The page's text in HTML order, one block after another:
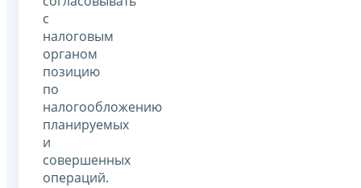
с
налоговым
органом
позицию
по
налогообложению
планируемых
и
совершенных
операций.